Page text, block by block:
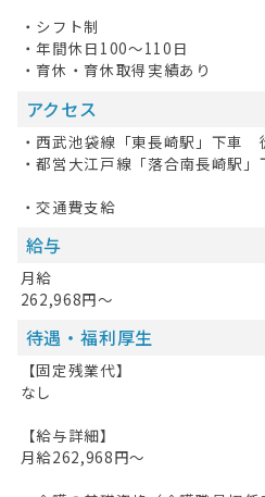
・シフト制
・年間休日100～110日
・育休・育休取得実績あり
アクセス
・西武池袋線「東長崎駅」下車
・都営大江戸線「落合南長崎駅
・交通費支給
給与
月給
262,968円～
待遇・福利厚生
【固定残業代】
なし
【給与詳細】
月給262,968円～